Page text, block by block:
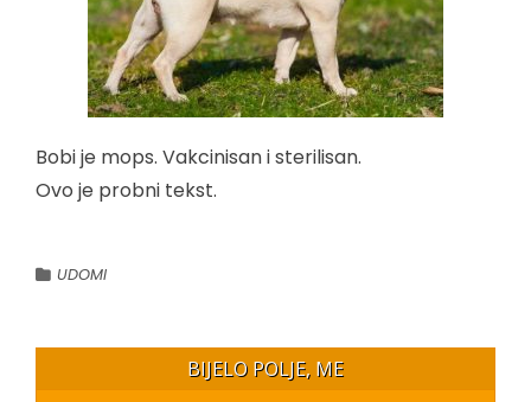
Bobi je mops. Vakcinisan i sterilisan.
Ovo je probni tekst.
UDOMI
BIJELO POLJE, ME